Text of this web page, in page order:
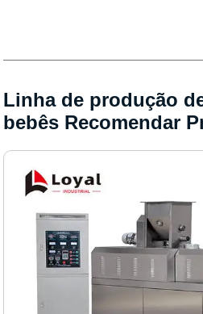
Linha de produção
bebês Recomendar